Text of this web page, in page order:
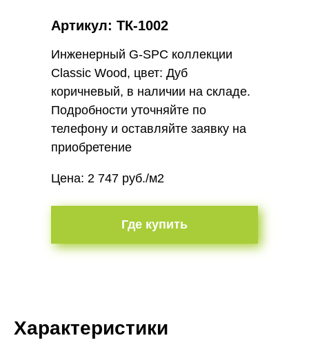
Артикул: ТК-1002
Инженерный G-SPC коллекции
Classic Wood, цвет: Дуб
коричневый, в наличии на складе.
Подробности уточняйте по
телефону и оставляйте заявку на
приобретение
Где купить
Цена: 2 747 руб./м2
Характеристики